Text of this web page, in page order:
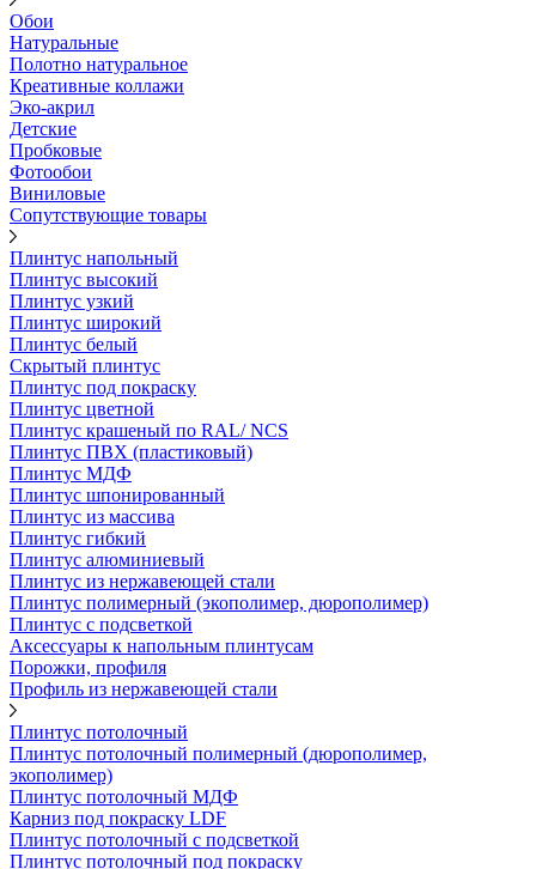
Обои
Натуральные
Полотно натуральное
Креативные коллажи
Эко-акрил
Детские
Пробковые
Фотообои
Виниловые
Сопутствующие товары
Плинтус напольный
Плинтус высокий
Плинтус узкий
Плинтус широкий
Плинтус белый
Скрытый плинтус
Плинтус под покраску
Плинтус цветной
Плинтус крашеный по RAL/ NCS
Плинтус ПВХ (пластиковый)
Плинтус МДФ
Плинтус шпонированный
Плинтус из массива
Плинтус гибкий
Плинтус алюминиевый
Плинтус из нержавеющей стали
Плинтус полимерный (экополимер, дюрополимер)
Плинтус с подсветкой
Аксессуары к напольным плинтусам
Порожки, профиля
Профиль из нержавеющей стали
Плинтус потолочный
Плинтус потолочный полимерный (дюрополимер,
экополимер)
Плинтус потолочный МДФ
Карниз под покраску LDF
Плинтус потолочный с подсветкой
Плинтус потолочный под покраску